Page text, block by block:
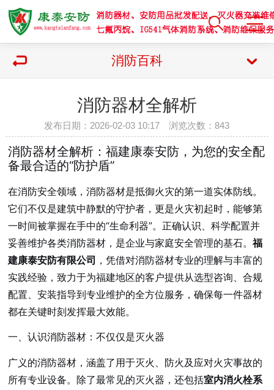
消防百科
消防器材全解析
发布日期：2026-02-03 10:17 浏览次数：843
消防器材全解析：福建康泰安防，为您的安全配
备最合适的“防护盾”
在消防安全领域，消防器材是抵御火灾的第一道实体防线。
它们不仅是建筑中静默的守护者，更是火灾初起时，能够第
一时间被掌握在手中的“生命利器”。正确认识、科学配置并
妥善维护各类消防器材，是企业与家庭安全管理的基石。福
建康泰安防有限公司 ，凭借对消防器材专业的理解与丰富的
实践经验，致力于为福建地区的客户提供从选型咨询、合规
配置、安装指导到专业维护的全方位服务，确保每一件器材
都在关键时刻发挥最大效能。
一、认识消防器材：不仅仅是灭火器
广义的消防器材，涵盖了用于灭火、防火及应对火灾事故的
所有专业设备。除了最常见的灭火器，还包括室内消火栓系